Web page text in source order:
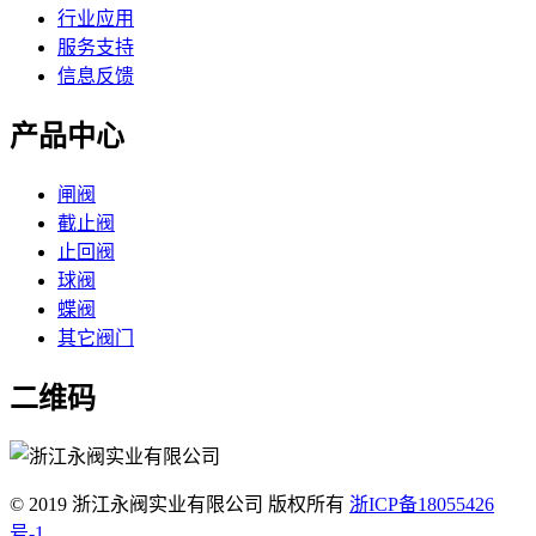
行业应用
服务支持
信息反馈
产品中心
闸阀
截止阀
止回阀
球阀
蝶阀
其它阀门
二维码
© 2019 浙江永阀实业有限公司 版权所有 浙ICP备18055426